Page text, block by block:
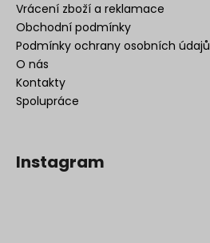
Vrácení zboží a reklamace
Obchodní podmínky
Podmínky ochrany osobních údajů
O nás
Kontakty
Spolupráce
Instagram